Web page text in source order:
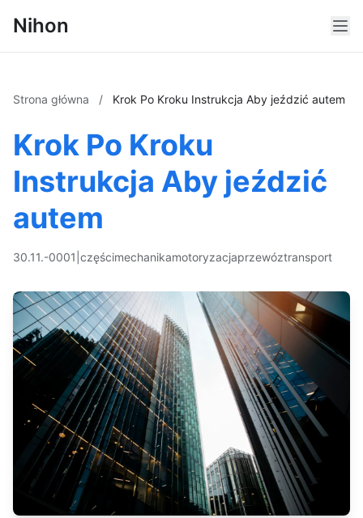
Nihon
Strona główna / Krok Po Kroku Instrukcja Aby jeździć autem
Krok Po Kroku
Instrukcja Aby jeździć
autem
30.11.-0001 częścimechanikamotoryzacjaprzewóztransport